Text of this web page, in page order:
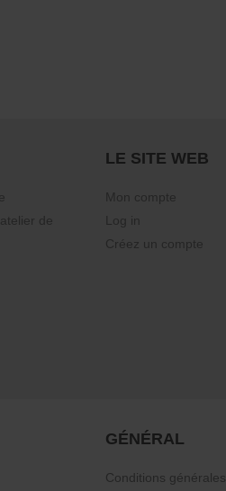
de
LE SITE WEB
Mon compte
Log in
Créez un compte
GÉNÉRAL
Conditions générales